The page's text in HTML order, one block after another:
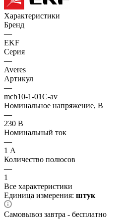
Характеристики
Бренд
—
EKF
Серия
—
Averes
Артикул
—
mcb10-1-01C-av
Номинальное напряжение, В
—
230 В
Номинальный ток
—
1 А
Количество полюсов
—
1
Все характеристики
Единица измерения: штук
Самовывоз завтра - бесплатно